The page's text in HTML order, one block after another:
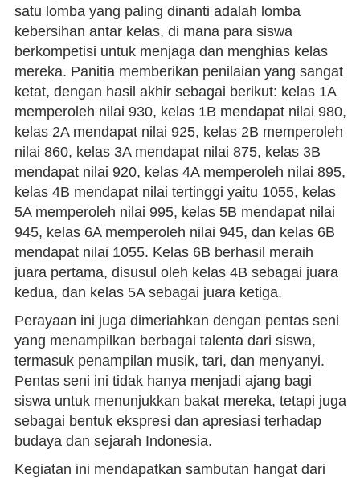
satu lomba yang paling dinanti adalah lomba
kebersihan antar kelas, di mana para siswa
berkompetisi untuk menjaga dan menghias kelas
mereka. Panitia memberikan penilaian yang sangat
ketat, dengan hasil akhir sebagai berikut: kelas 1A
memperoleh nilai 930, kelas 1B mendapat nilai 980,
kelas 2A mendapat nilai 925, kelas 2B memperoleh
nilai 860, kelas 3A mendapat nilai 875, kelas 3B
mendapat nilai 920, kelas 4A memperoleh nilai 895,
kelas 4B mendapat nilai tertinggi yaitu 1055, kelas
5A memperoleh nilai 995, kelas 5B mendapat nilai
945, kelas 6A memperoleh nilai 945, dan kelas 6B
mendapat nilai 1055. Kelas 6B berhasil meraih
juara pertama, disusul oleh kelas 4B sebagai juara
kedua, dan kelas 5A sebagai juara ketiga.
Perayaan ini juga dimeriahkan dengan pentas seni
yang menampilkan berbagai talenta dari siswa,
termasuk penampilan musik, tari, dan menyanyi.
Pentas seni ini tidak hanya menjadi ajang bagi
siswa untuk menunjukkan bakat mereka, tetapi juga
sebagai bentuk ekspresi dan apresiasi terhadap
budaya dan sejarah Indonesia.
Kegiatan ini mendapatkan sambutan hangat dari